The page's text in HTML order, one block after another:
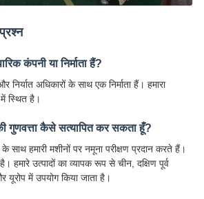
कंपनी या निर्माता हैं?
अधिकारों के साथ एक निर्माता हैं। हमारा
स्थित है।
गुणवत्ता कैसे सत्यापित कर सकता हूँ?
साथ हमारी मशीनों पर नमूना परीक्षण प्रदान करते हैं।
हमारे उत्पादों का व्यापक रूप से चीन, दक्षिण पूर्व
यूरोप में उपयोग किया जाता है।